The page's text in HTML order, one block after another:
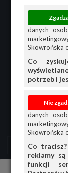
danych
Skowrońska
Co
potrzeb i
danych
Skowrońska
Co
reklamy
funkcji
MENU